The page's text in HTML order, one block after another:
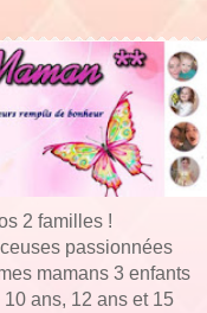
2 familles !
passionnées
mamans 3 enfants
ans, 12 ans et 15